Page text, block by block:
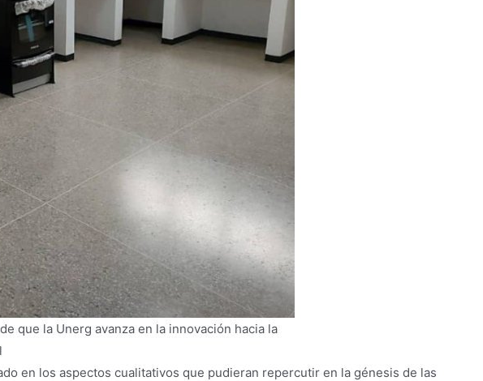
que la Unerg avanza en la innovación hacia la
en los aspectos cualitativos que pudieran repercutir en la génesis de las